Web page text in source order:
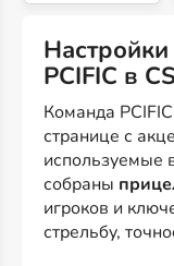
Настройки и конфиги команды
PCIFIC в
Команда
странице с
используемые
собраны
игроков и
стрельбу,